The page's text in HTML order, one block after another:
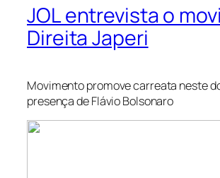
JOL entrevista o
Direita Japeri
Movimento promove carreata neste
presença de Flávio Bolsonaro